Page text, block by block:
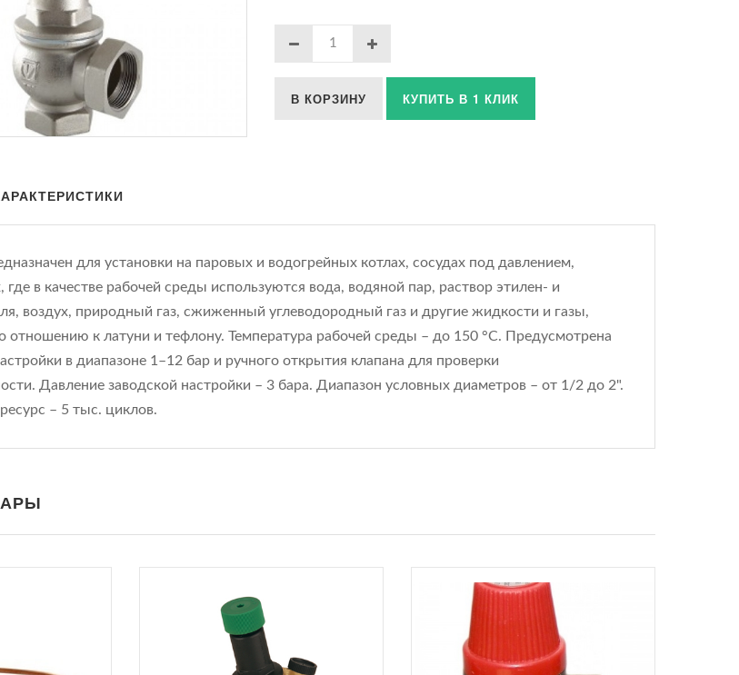
В КОРЗИНУ КУПИТЬ В 1 КЛИК
для установки на паровых и водогрейных котлах, сосудах под давлением,
где в качестве рабочей среды используются вода, водяной пар, раствор этилен- и
воздух, природный газ, сжиженный углеводородный газ и другие жидкости и газы,
отношению к латуни и тефлону. Температура рабочей среды – до 150 °С. Предусмотрена
в диапазоне 1–12 бар и ручного открытия клапана для проверки
Давление заводской настройки – 3 бара. Диапазон условных диаметров – от 1/2 до 2".
– 5 тыс. циклов.